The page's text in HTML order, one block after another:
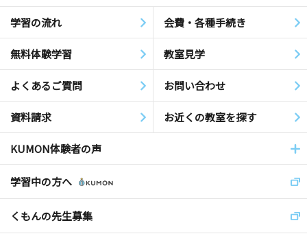
学習の流れ 会費・各種手続き
無料体験学習 教室見学
よくあるご質問 お問い合わせ
資料請求 お近くの教室を探す
KUMON体験者の声
学習中の方へ
くもんの先生募集